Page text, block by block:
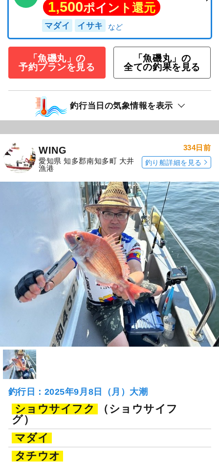
1,500ポイント還元
マダイ イサキ
「魚磯丸」の
予約プランを見る
「魚磯丸」の
全ての釣果を見る
釣行当日の気象情報を表示
WING
愛知県 知多郡南知多町 大井
漁港
334日前
釣り船詳細を見る
釣行日：2025年9月8日（月）大潮
ショウサイフク
（ショウサイフ
グ）
マダイ
タチウオ